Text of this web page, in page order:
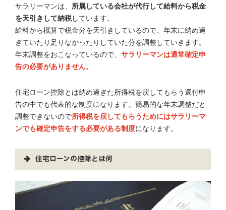
サラリーマンは、 所属している会社が代行して給料から税金
を天引きして納税しています。
給料から概算で税金分を天引きしているので、年末に納め過
ぎていたり足りなかったりしていた分を調整していきます。
年末調整をおこなっているので、 サラリーマンは通常確定申
告の必要がありません。
住宅ローン控除とは納め過ぎた所得税を戻してもらう還付申
告の中でも代表的な制度になります。簡易的な年末調整だと
調整できないので所得税を戻してもらうためにはサラリーマ
ンでも確定申告をする必要がある制度になります。
住宅ローンの控除とは何